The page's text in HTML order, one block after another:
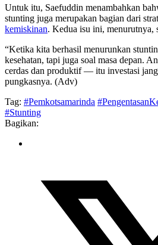
Untuk itu, Saefuddin menambahkan
stunting juga merupakan bagian dari
kemiskinan. Kedua isu ini, menurutnya,
“Ketika kita berhasil menurunkan
kesehatan, tapi juga soal masa depan.
cerdas dan produktif — itu investasi
pungkasnya. (Adv)
Tag: #Pemkotsamarinda
#Stunting
Bagikan: